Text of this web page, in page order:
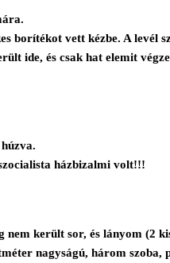
borítékot vett kézbe. A levél
ide, és csak hat elemit
házbizalmi volt!!!
került sor, és lányom (2
nagyságú, három szoba,